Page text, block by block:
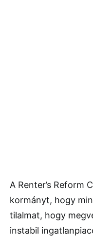
A Renter’s Reform
kormányt, hogy
tilalmat, hogy
instabil